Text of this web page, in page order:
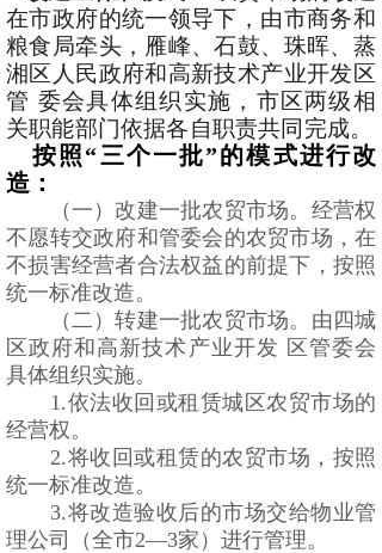
在市政府的统一领导下，由市商务和
粮食局牵头，雁峰、石鼓、珠晖、蒸
湘区人民政府和高新技术产业开发区
管 委会具体组织实施，市区两级相
关职能部门依据各自职责共同完成。
按照“三个一批”的模式进行改
造：
（一）改建一批农贸市场。经营权
不愿转交政府和管委会的农贸市场，在
不损害经营者合法权益的前提下，按照
统一标准改造。
（二）转建一批农贸市场。由四城
区政府和高新技术产业开发 区管委会
具体组织实施。
1.依法收回或租赁城区农贸市场的
经营权。
2.将收回或租赁的农贸市场，按照
统一标准改造。
3.将改造验收后的市场交给物业管
理公司（全市2—3家）进行管理。